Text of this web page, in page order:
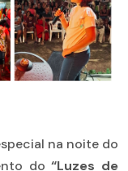
na noite do
do “Luzes de